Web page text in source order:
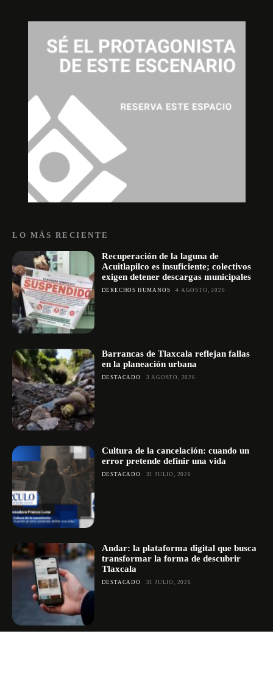
LO MÁS RECIENTE
Recuperación de la laguna de
Acuitlapilco es insuficiente; colectivos
exigen detener descargas municipales
DERECHOS HUMANOS 4 AGOSTO, 2026
Barrancas de Tlaxcala reflejan fallas
en la planeación urbana
DESTACADO 3 AGOSTO, 2026
Cultura de la cancelación: cuando un
error pretende definir una vida
DESTACADO 31 JULIO, 2026
Andar: la plataforma digital que busca
transformar la forma de descubrir
Tlaxcala
DESTACADO 31 JULIO, 2026